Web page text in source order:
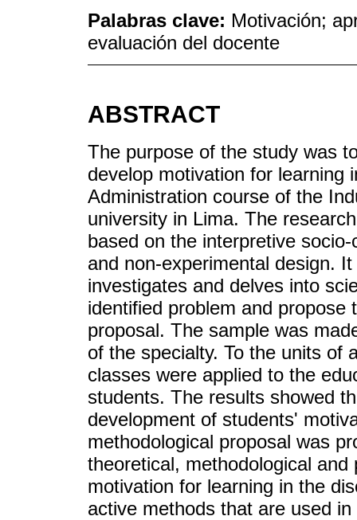
Palabras clave: Motivación;
evaluación del docente
ABSTRACT
The purpose of the study was
develop motivation for learning
Administration course of the
university in Lima. The
based on the interpretive
and non-experimental design.
investigates and delves into
identified problem and propose
proposal. The sample was
of the specialty. To the units of
classes were applied to the
students. The results showed
development of students'
methodological proposal was
theoretical, methodological
motivation for learning in the
active methods that are used